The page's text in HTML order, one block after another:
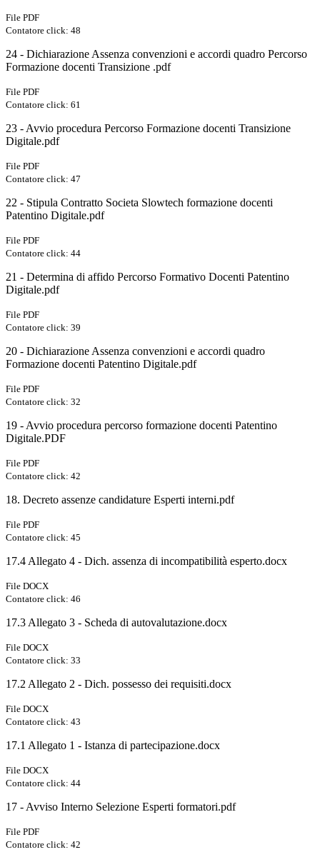
File PDF
Contatore click: 48
24 - Dichiarazione Assenza convenzioni e accordi quadro Percorso
Formazione docenti Transizione .pdf
File PDF
Contatore click: 61
23 - Avvio procedura Percorso Formazione docenti Transizione
Digitale.pdf
File PDF
Contatore click: 47
22 - Stipula Contratto Societa Slowtech formazione docenti
Patentino Digitale.pdf
File PDF
Contatore click: 44
21 - Determina di affido Percorso Formativo Docenti Patentino
Digitale.pdf
File PDF
Contatore click: 39
20 - Dichiarazione Assenza convenzioni e accordi quadro
Formazione docenti Patentino Digitale.pdf
File PDF
Contatore click: 32
19 - Avvio procedura percorso formazione docenti Patentino
Digitale.PDF
File PDF
Contatore click: 42
18. Decreto assenze candidature Esperti interni.pdf
File PDF
Contatore click: 45
17.4 Allegato 4 - Dich. assenza di incompatibilità esperto.docx
File DOCX
Contatore click: 46
17.3 Allegato 3 - Scheda di autovalutazione.docx
File DOCX
Contatore click: 33
17.2 Allegato 2 - Dich. possesso dei requisiti.docx
File DOCX
Contatore click: 43
17.1 Allegato 1 - Istanza di partecipazione.docx
File DOCX
Contatore click: 44
17 - Avviso Interno Selezione Esperti formatori.pdf
File PDF
Contatore click: 42